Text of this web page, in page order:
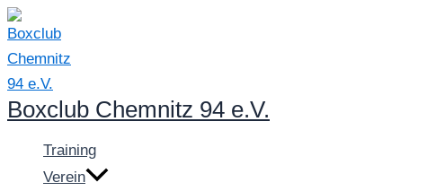
Zum
Inhalt
springen
Boxclub Chemnitz 94 e.V.
Training
Verein